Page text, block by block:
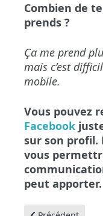
Combien de
prends ?
Ça me prend
mais c’est
mobile.
Vous pouvez
Facebook
sur son profil.
vous
peut apporter.